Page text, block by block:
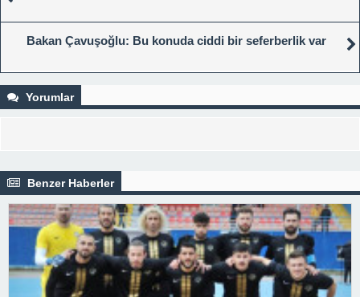
Bakan Çavuşoğlu: Bu konuda ciddi bir seferberlik var
Yorumlar
Benzer Haberler